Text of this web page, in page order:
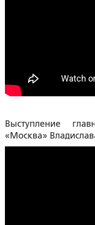
Выступление
«Москва»